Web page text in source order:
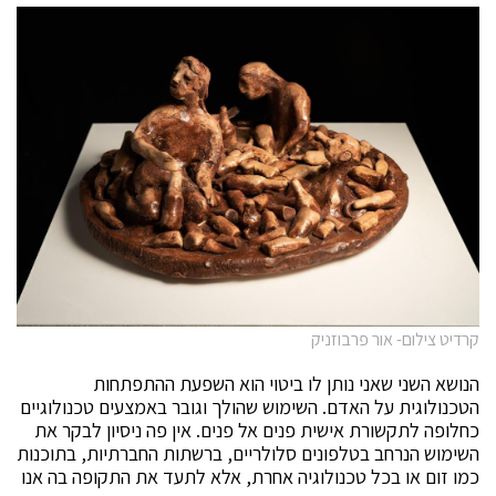
קרדיט צילום- אור פרבוזניק
הנושא השני שאני נותן לו ביטוי הוא השפעת ההתפתחות
הטכנולוגית על האדם. השימוש שהולך וגובר באמצעים טכנולוגיים
כחלופה לתקשורת אישית פנים אל פנים. אין פה ניסיון לבקר את
השימוש הנרחב בטלפונים סלולריים, ברשתות החברתיות, בתוכנות
כמו זום או בכל טכנולוגיה אחרת, אלא לתעד את התקופה בה אנו